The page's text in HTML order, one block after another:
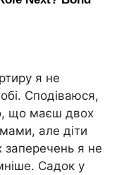
я не
Сподіваюся,
що маєш двох
але діти
я не
Садок у